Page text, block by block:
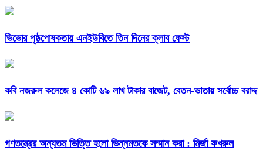
ভিভোর পৃষ্ঠপোষকতায় এনইউবিতে তিন দিনের ক্লাব ফেস্ট
কবি নজরুল কলেজে ৪ কোটি ৬৯ লাখ টাকার বাজেট, বেতন-ভাতায় সর্বোচ্চ বরাদ্দ
গণতন্ত্রের অন্যতম ভিত্তি হলো ভিন্নমতকে সম্মান করা : মির্জা ফখরুল